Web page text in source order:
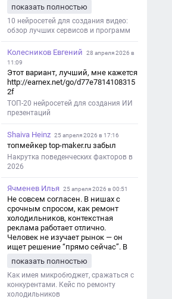
с короткими клипами в телеграм-
каналах YAGLA и Kokoc Group. Flux 2
показать полностью
10 нейросетей для создания видео:
обзор лучших сервисов и программ
Колесников Евгений
28 апреля 2026 в
11:09
Этот вариант, лучший, мне кажется
http://earnex.net/go/d77e7814108315
2f
ТОП-20 нейросетей для создания ИИ
презентаций
Shaiva Heinz 25 апреля 2026 в 17:16
топмейкер top-maker.ru забыл
Накрутка поведенческих факторов в
2026
Ячменев Илья 25 апреля 2026 в 00:51
Не совсем согласен. В нишах с
срочным спросом, как ремонт
холодильников, контекстная
реклама работает отлично.
Человек не изучает рынок — он
ищет решение “прямо сейчас”. В
и ловит самый горячий трафик,
тогда как SEO в таких задачах
просто не успевает.
показать полностью
Как имея микробюджет, сражаться с
конкурентами. Кейс по ремонту
холодильников